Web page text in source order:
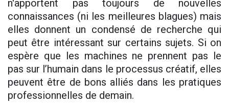
n'apportent pas toujours de nouvelles
connaissances (ni les meilleures blagues) mais
elles donnent un condensé de recherche qui
peut être intéressant sur certains sujets. Si on
espère que les machines ne prennent pas le
pas sur l’humain dans le processus créatif, elles
peuvent être de bons alliés dans les pratiques
professionnelles de demain.